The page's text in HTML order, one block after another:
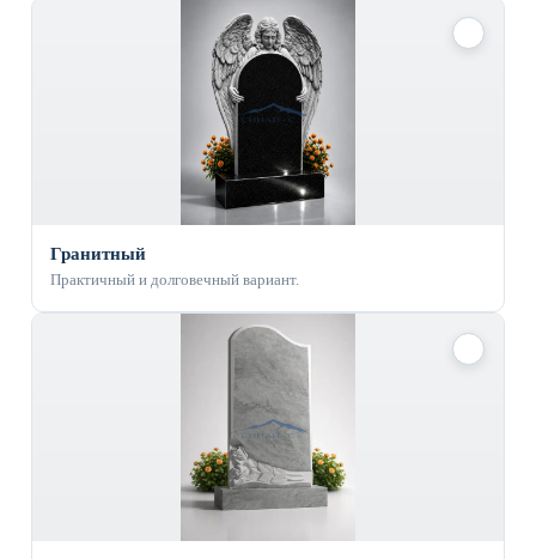
Гранитный
Практичный и долговечный вариант.